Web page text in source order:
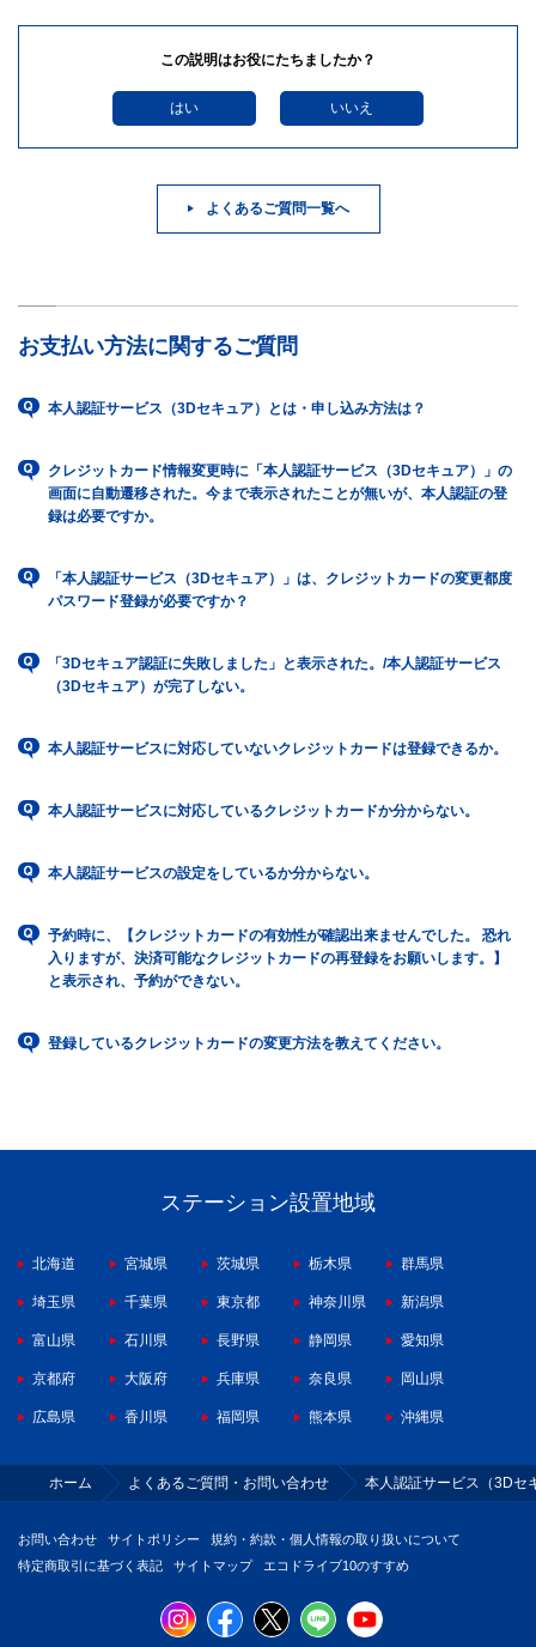
この説明はお役にたちましたか？
はい いいえ
よくあるご質問一覧へ
お支払い方法に関するご質問
本人認証サービス（3Dセキュア）とは・申し込み方法は？
クレジットカード情報変更時に「本人認証サービス（3Dセキュア）」の
画面に自動遷移された。今まで表示されたことが無いが、本人認証の登
録は必要ですか。
「本人認証サービス（3Dセキュア）」は、クレジットカードの変更都度
パスワード登録が必要ですか？
「3Dセキュア認証に失敗しました」と表示された。/本人認証サービス
（3Dセキュア）が完了しない。
本人認証サービスに対応していないクレジットカードは登録できるか。
本人認証サービスに対応しているクレジットカードか分からない。
本人認証サービスの設定をしているか分からない。
予約時に、【クレジットカードの有効性が確認出来ませんでした。 恐れ
入りますが、決済可能なクレジットカードの再登録をお願いします。】
と表示され、予約ができない。
登録しているクレジットカードの変更方法を教えてください。
ステーション設置地域
北海道 宮城県 茨城県 栃木県 群馬県
埼玉県 千葉県 東京都 神奈川県 新潟県
富山県 石川県 長野県 静岡県 愛知県
京都府 大阪府 兵庫県 奈良県 岡山県
広島県 香川県 福岡県 熊本県 沖縄県
ホーム よくあるご質問・お問い合わせ 本人認証サービス（3Dセ
お問い合わせ サイトポリシー
規約・約款・個人情報の取り扱いについて
特定商取引に基づく表記
サイトマップ エコドライブ10のすすめ